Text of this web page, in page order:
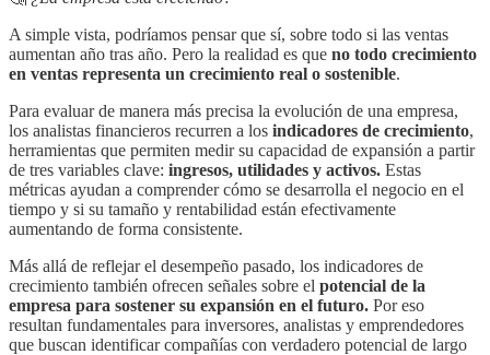
A simple vista, podríamos pensar que sí, sobre todo si las ventas
aumentan año tras año. Pero la realidad es que no todo crecimiento
en ventas representa un crecimiento real o sostenible.
Para evaluar de manera más precisa la evolución de una empresa,
los analistas financieros recurren a los indicadores de crecimiento,
herramientas que permiten medir su capacidad de expansión a partir
de tres variables clave: ingresos, utilidades y activos. Estas
métricas ayudan a comprender cómo se desarrolla el negocio en el
tiempo y si su tamaño y rentabilidad están efectivamente
aumentando de forma consistente.
Más allá de reflejar el desempeño pasado, los indicadores de
crecimiento también ofrecen señales sobre el potencial de la
empresa para sostener su expansión en el futuro. Por eso
resultan fundamentales para inversores, analistas y emprendedores
que buscan identificar compañías con verdadero potencial de largo